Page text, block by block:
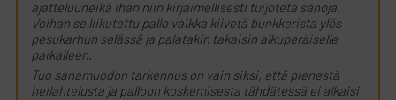
ajatteluuneikä ihan niin kirjaimellisesti tuijoteta sanoja.
Voihan se liikutettu pallo vaikka kiivetä bunkkerista ylös
pesukarhun selässä ja palatakin takaisin alkuperäiselle
paikalleen.
Tuo sanamuodon tarkennus on vain siksi, että pienestä
heilahtelusta ja palloon koskemisesta tähdätessä ei alkaisi